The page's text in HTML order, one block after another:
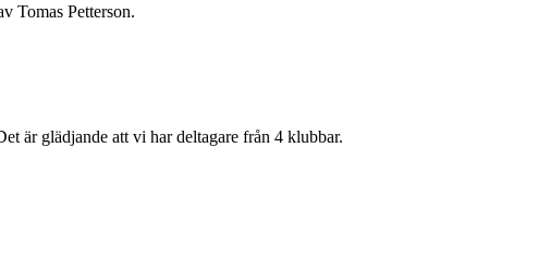
Tomas Petterson.
är glädjande att vi har deltagare från 4 klubbar.